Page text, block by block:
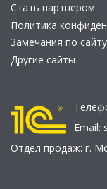
Стать партнером
Политика
Замечания по сайту
Другие сайты
Email:
Отдел продаж: г.